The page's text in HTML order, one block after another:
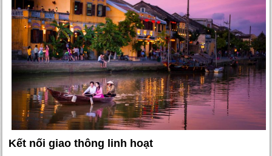
Kết nối giao thông linh hoạt